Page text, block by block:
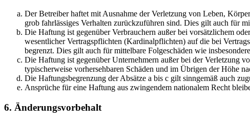
Der Betreiber haftet mit Ausnahme der Verletzung von Leben,
grob fahrlässiges Verhalten zurückzuführen sind. Dies gilt auch für
Die Haftung ist gegenüber Verbrauchern außer bei vorsätzlichem
wesentlicher Vertragspflichten (Kardinalpflichten) auf die bei
begrenzt. Dies gilt auch für mittelbare Folgeschäden wie
Die Haftung ist gegenüber Unternehmern außer bei der Verletzung
typischerweise vorhersehbaren Schäden und im Übrigen der Höhe
Die Haftungsbegrenzung der Absätze a bis c gilt sinngemäß auch
Ansprüche für eine Haftung aus zwingendem nationalem Recht
6. Änderungsvorbehalt